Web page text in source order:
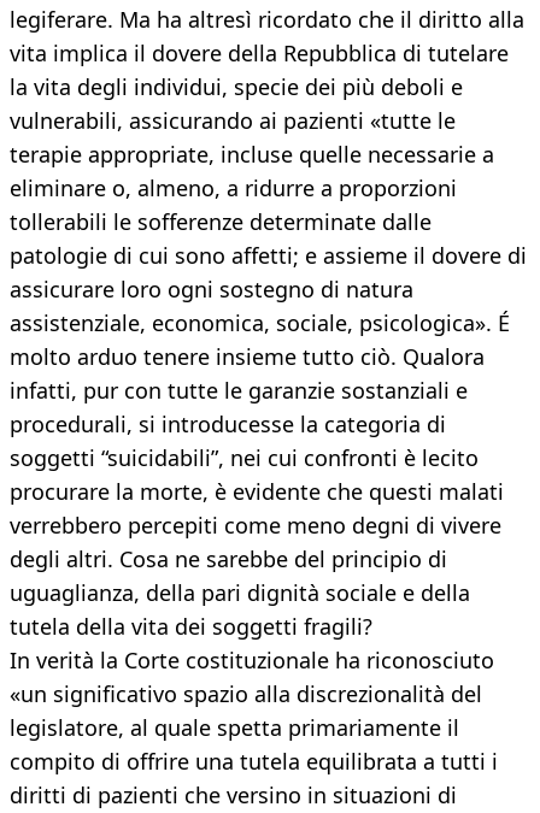
legiferare. Ma ha altresì ricordato che il diritto alla
vita implica il dovere della Repubblica di tutelare
la vita degli individui, specie dei più deboli e
vulnerabili, assicurando ai pazienti «tutte le
terapie appropriate, incluse quelle necessarie a
eliminare o, almeno, a ridurre a proporzioni
tollerabili le sofferenze determinate dalle
patologie di cui sono affetti; e assieme il dovere di
assicurare loro ogni sostegno di natura
assistenziale, economica, sociale, psicologica». É
molto arduo tenere insieme tutto ciò. Qualora
infatti, pur con tutte le garanzie sostanziali e
procedurali, si introducesse la categoria di
soggetti “suicidabili”, nei cui confronti è lecito
procurare la morte, è evidente che questi malati
verrebbero percepiti come meno degni di vivere
degli altri. Cosa ne sarebbe del principio di
uguaglianza, della pari dignità sociale e della
tutela della vita dei soggetti fragili?
In verità la Corte costituzionale ha riconosciuto
«un significativo spazio alla discrezionalità del
legislatore, al quale spetta primariamente il
compito di offrire una tutela equilibrata a tutti i
diritti di pazienti che versino in situazioni di